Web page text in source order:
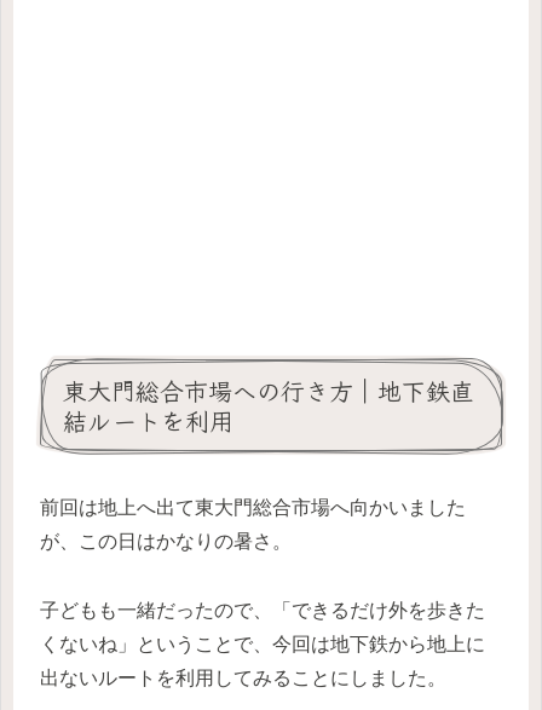
東大門総合市場への行き方｜地下鉄直
結ルートを利用
前回は地上へ出て東大門総合市場へ向かいました
が、この日はかなりの暑さ。
子どもも一緒だったので、「できるだけ外を歩きた
くないね」ということで、今回は地下鉄から地上に
出ないルートを利用してみることにしました。